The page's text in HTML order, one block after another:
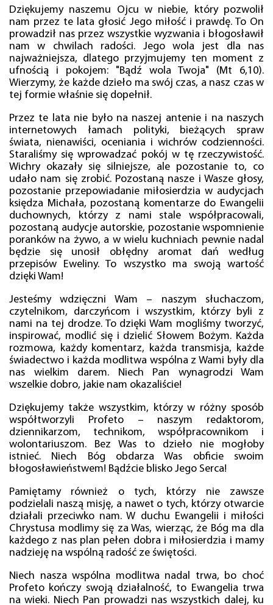
Dziękujemy naszemu Ojcu w niebie, który pozwolił
nam przez te lata głosić Jego miłość i prawdę. To On
prowadził nas przez wszystkie wyzwania i błogosławił
nam w chwilach radości. Jego wola jest dla nas
najważniejsza, dlatego przyjmujemy ten moment z
ufnością i pokojem: "Bądź wola Twoja" (Mt 6,10).
Wierzymy, że każde dzieło ma swój czas, a nasz czas w
tej formie właśnie się dopełnił.
Przez te lata nie było na naszej antenie i na naszych
internetowych łamach polityki, bieżących spraw
świata, nienawiści, oceniania i wichrów codzienności.
Staraliśmy się wprowadzać pokój w tę rzeczywistość.
Wichry okazały się silniejsze, ale pozostanie to, co
udało nam się zrobić. Pozostaną nasze i Wasze głosy,
pozostanie przepowiadanie miłosierdzia w audycjach
księdza Michała, pozostaną komentarze do Ewangelii
duchownych, którzy z nami stale współpracowali,
pozostaną audycje autorskie, pozostanie wspomnienie
poranków na żywo, a w wielu kuchniach pewnie nadal
będzie się unosił obłędny aromat dań według
przepisów Eweliny. To wszystko ma swoją wartość
dzięki Wam!
Jesteśmy wdzięczni Wam – naszym słuchaczom,
czytelnikom, darczyńcom i wszystkim, którzy byli z
nami na tej drodze. To dzięki Wam mogliśmy tworzyć,
inspirować, modlić się i dzielić Słowem Bożym. Każda
rozmowa, każdy komentarz, każda transmisja, każde
świadectwo i każda modlitwa wspólna z Wami były dla
nas wielkim darem. Niech Pan wynagrodzi Wam
wszelkie dobro, jakie nam okazaliście!
Dziękujemy także wszystkim, którzy w różny sposób
współtworzyli Profeto – naszym redaktorom,
dziennikarzom, technikom, współpracownikom i
wolontariuszom. Bez Was to dzieło nie mogłoby
istnieć. Niech Bóg obdarza Was obficie swoim
błogosławieństwem! Bądźcie blisko Jego Serca!
Pamiętamy również o tych, którzy nie zawsze
podzielali naszą misję, a nawet o tych, którzy otwarcie
działali przeciwko nam. W duchu Ewangelii i miłości
Chrystusa modlimy się za Was, wierząc, że Bóg ma dla
każdego z nas plan pełen dobra i miłosierdzia i mamy
nadzieję na wspólną radość ze świętości.
Niech nasza wspólna modlitwa nadal trwa, bo choć
Profeto kończy swoją działalność, to Ewangelia trwa
na wieki. Niech Pan prowadzi nas wszystkich dalej, ku